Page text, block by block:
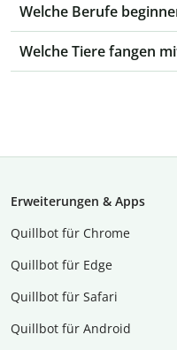
Welche Berufe
Welche Tiere fangen mit
Erweiterungen & Apps
Quillbot für Chrome
Quillbot für Edge
Quillbot für Safari
Quillbot für Android